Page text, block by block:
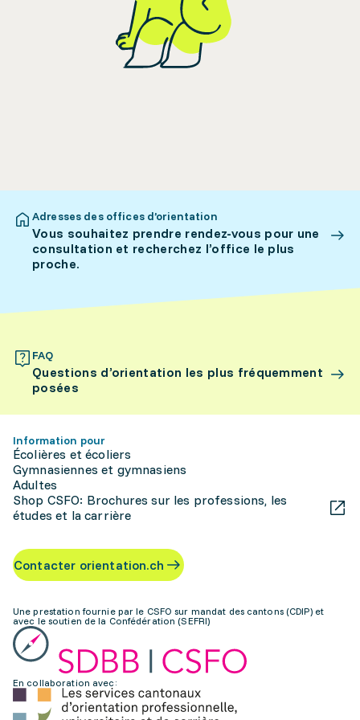
Adresses des offices d’orientation
Vous souhaitez prendre rendez-vous pour une
consultation et recherchez l’office le plus
proche.
FAQ
Questions d’orientation les plus fréquemment
posées
Information pour
Écolières et écoliers
Gymnasiennes et gymnasiens
Adultes
Shop CSFO: Brochures sur les professions, les
études et la carrière
Contacter orientation.ch
Une prestation fournie par le CSFO sur mandat des cantons (CDIP) et
avec le soutien de la Confédération (SEFRI)
En collaboration avec: